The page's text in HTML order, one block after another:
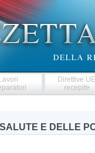
Direttive
recepite
E DELLE